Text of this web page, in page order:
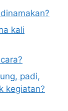
kali
padi,
kegiatan?